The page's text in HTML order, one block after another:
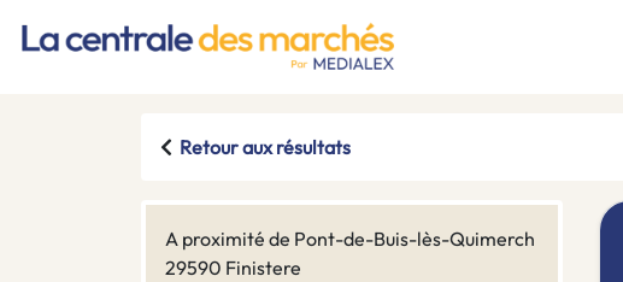
Retour aux résultats
A proximité de Pont-de-Buis-lès-Quimerch
29590 Finistere